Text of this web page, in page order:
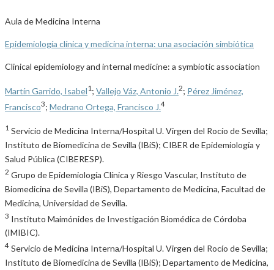
Aula de Medicina Interna
Epidemiología clínica y medicina interna: una asociación simbiótica
Clinical epidemiology and internal medicine: a symbiotic association
Martín Garrido, Isabel1 ; Vallejo Váz, Antonio J.2; Pérez Jiménez,
Francisco3; Medrano Ortega, Francisco J.4
1 Servicio de Medicina Interna/Hospital U. Virgen del Rocío de Sevilla;
Instituto de Biomedicina de Sevilla (IBiS); CIBER de Epidemiología y
Salud Pública (CIBERESP).
2 Grupo de Epidemiología Clínica y Riesgo Vascular, Instituto de
Biomedicina de Sevilla (IBiS), Departamento de Medicina, Facultad de
Medicina, Universidad de Sevilla.
3 Instituto Maimónides de Investigación Biomédica de Córdoba
(IMIBIC).
4 Servicio de Medicina Interna/Hospital U. Virgen del Rocío de Sevilla;
Instituto de Biomedicina de Sevilla (IBiS); Departamento de Medicina,